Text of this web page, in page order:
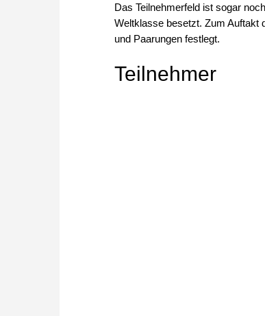
Das Teilnehmerfeld ist sogar
Weltklasse besetzt. Zum Auftakt
und Paarungen festlegt.
Teilnehmer